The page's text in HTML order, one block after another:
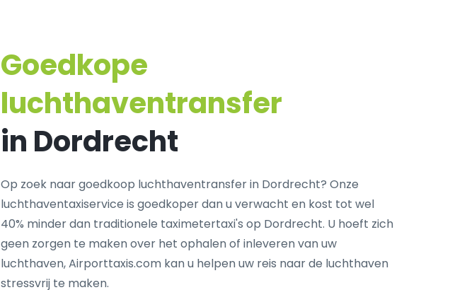
Goedkope
luchthaventransfer
in Dordrecht
Op zoek naar goedkoop luchthaventransfer in Dordrecht? Onze
luchthaventaxiservice is goedkoper dan u verwacht en kost tot wel
40% minder dan traditionele taximetertaxi's op Dordrecht. U hoeft zich
geen zorgen te maken over het ophalen of inleveren van uw
luchthaven, Airporttaxis.com kan u helpen uw reis naar de luchthaven
stressvrij te maken.